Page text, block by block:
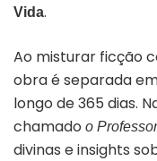
Vida.
Ao misturar ficção
obra é separada
longo de 365 dias.
chamado o Professor
divinas e insights